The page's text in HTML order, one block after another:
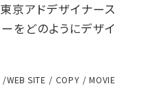
京アドデザイナース
をどのようにデザイ
WEB SITE / COPY / MOVIE